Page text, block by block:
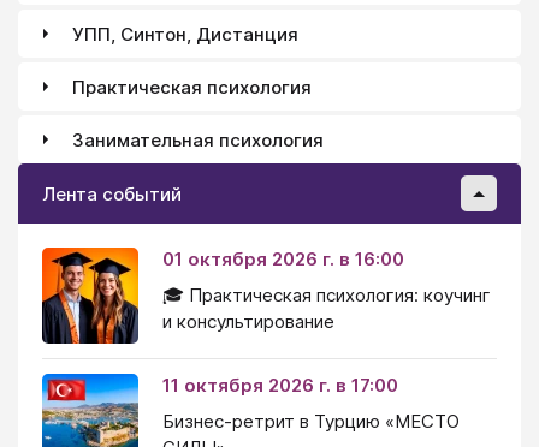
УПП, Синтон, Дистанция
Практическая психология
Занимательная психология
Лента событий
01 октября 2026 г. в 16:00
🎓 Практическая психология: коучинг
и консультирование
11 октября 2026 г. в 17:00
Бизнес-ретрит в Турцию «МЕСТО